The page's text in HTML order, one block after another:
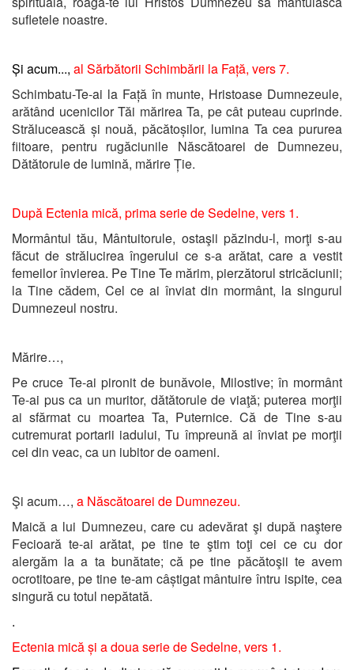
sufletele noastre.
Și acum..., al Sărbătorii Schimbării la Față, vers 7.
Schimbatu-Te-ai la Față în munte, Hristoase Dumnezeule,
arătând ucenicilor Tăi mărirea Ta, pe cât puteau cuprinde.
Strălucească și nouă, păcătoșilor, lumina Ta cea pururea
fiitoare, pentru rugăciunile Născătoarei de Dumnezeu,
Dătătorule de lumină, mărire Ție.
După Ectenia mică, prima serie de Sedelne, vers 1.
Mormântul tău, Mântuitorule, ostaşii păzindu-l, morţi s-au
făcut de strălucirea îngerului ce s-a arătat, care a vestit
femeilor învierea. Pe Tine Te mărim, pierzătorul stricăciunii;
la Tine cădem, Cel ce ai înviat din mormânt, la singurul
Dumnezeul nostru.
Mărire…,
Pe cruce Te-ai pironit de bunăvoie, Milostive; în mormânt
Te-ai pus ca un muritor, dătătorule de viaţă; puterea morţii
ai sfărmat cu moartea Ta, Puternice. Că de Tine s-au
cutremurat portarii iadului, Tu împreună ai înviat pe morţii
cei din veac, ca un iubitor de oameni.
Şi acum…, a Născătoarei de Dumnezeu.
Maică a lui Dumnezeu, care cu adevărat şi după naştere
Fecioară te-ai arătat, pe tine te ştim toţi cei ce cu dor
alergăm la a ta bunătate; că pe tine păcătoşii te avem
ocrotitoare, pe tine te-am câștigat mântuire întru ispite, cea
singură cu totul nepătată.
.
Ectenia mică și a doua serie de Sedelne, vers 1.